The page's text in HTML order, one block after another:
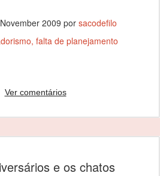
2009 por sacodefilo
falta de planejamento
Ver comentários
e os chatos